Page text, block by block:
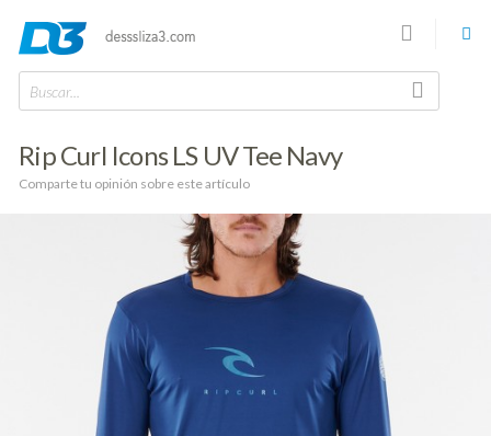
Buscar...
Rip Curl Icons LS UV Tee Navy
Comparte tu opinión sobre este artículo